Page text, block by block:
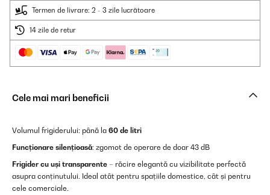
Termen de livrare: 2 - 3 zile lucrătoare
14 zile de retur
Cele mai mari beneficii
Volumul frigiderului: până la 60 de litri
Funcționare silențioasă: zgomot de operare de doar 43 dB
Frigider cu uși transparente – răcire elegantă cu vizibilitate perfectă
asupra conținutului. Ideal atât pentru spațiile domestice, cât și pentru
cele comerciale.